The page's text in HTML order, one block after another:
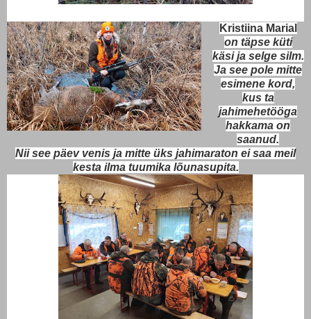
Kristiina Marial
on täpse küti
käsi ja selge silm.
Ja see pole mitte
esimene kord,
kus ta
jahimehetööga
hakkama on
saanud.
Nii see päev venis ja mitte üks jahimaraton ei saa meil
kesta ilma tuumika lõunasupita.